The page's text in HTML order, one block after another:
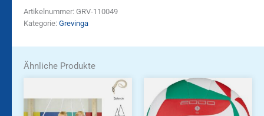
Artikelnummer: GRV-110049
Kategorie: Grevinga
Ähnliche Produkte